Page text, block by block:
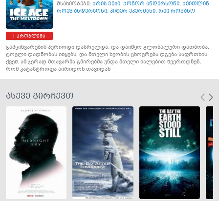
პრობლემა
მსახიობები: ქრის ვეჯი, ქონორ ანდერსონი, ქეითლინ
როუზ ანდერსონი, პიტერ ეკერმანი, რეი რომანო
გამყინვარების პერიოდი დასრულდა, და დაიწყო გლობალური დათბობა.
ტოვლი დადნობას იწყებს, და მთელი ხეობის ცხოვრება დგება საფრთხის
ქვეშ. ამ ჯერად მთავარმა გმირებმა უნდა მთელი ძალებით შეერთდნენ,
რომ კატასტროფა აირიდონ თავიდან
ასევე გირჩევთ